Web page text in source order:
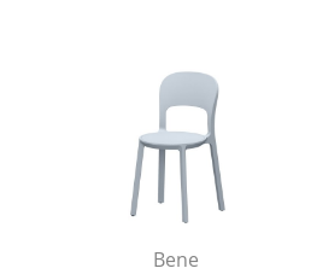
Bene